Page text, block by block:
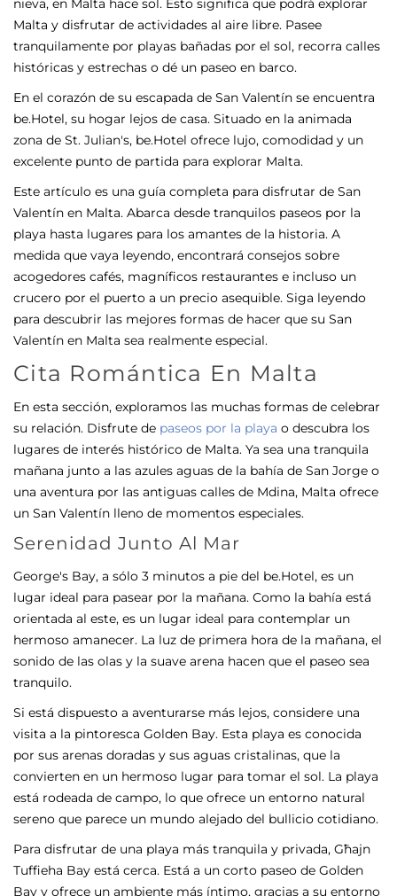
nieva, en Malta hace sol. Esto significa que podrá explorar
Malta y disfrutar de actividades al aire libre. Pasee
tranquilamente por playas bañadas por el sol, recorra calles
históricas y estrechas o dé un paseo en barco.
En el corazón de su escapada de San Valentín se encuentra
be.Hotel, su hogar lejos de casa. Situado en la animada
zona de St. Julian's, be.Hotel ofrece lujo, comodidad y un
excelente punto de partida para explorar Malta.
Este artículo es una guía completa para disfrutar de San
Valentín en Malta. Abarca desde tranquilos paseos por la
playa hasta lugares para los amantes de la historia. A
medida que vaya leyendo, encontrará consejos sobre
acogedores cafés, magníficos restaurantes e incluso un
crucero por el puerto a un precio asequible. Siga leyendo
para descubrir las mejores formas de hacer que su San
Valentín en Malta sea realmente especial.
Cita Romántica En Malta
En esta sección, exploramos las muchas formas de celebrar
su relación. Disfrute de paseos por la playa o descubra los
lugares de interés histórico de Malta. Ya sea una tranquila
mañana junto a las azules aguas de la bahía de San Jorge o
una aventura por las antiguas calles de Mdina, Malta ofrece
un San Valentín lleno de momentos especiales.
Serenidad Junto Al Mar
George's Bay, a sólo 3 minutos a pie del be.Hotel, es un
lugar ideal para pasear por la mañana. Como la bahía está
orientada al este, es un lugar ideal para contemplar un
hermoso amanecer. La luz de primera hora de la mañana, el
sonido de las olas y la suave arena hacen que el paseo sea
tranquilo.
Si está dispuesto a aventurarse más lejos, considere una
visita a la pintoresca Golden Bay. Esta playa es conocida
por sus arenas doradas y sus aguas cristalinas, que la
convierten en un hermoso lugar para tomar el sol. La playa
está rodeada de campo, lo que ofrece un entorno natural
sereno que parece un mundo alejado del bullicio cotidiano.
Para disfrutar de una playa más tranquila y privada, Għajn
Tuffieha Bay está cerca. Está a un corto paseo de Golden
Bay y ofrece un ambiente más íntimo, gracias a su entorno